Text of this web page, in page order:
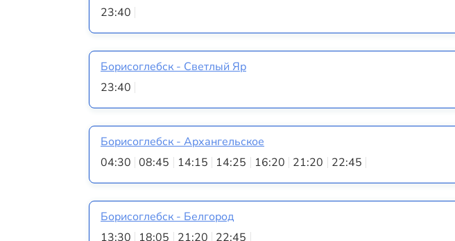
23:40
Борисоглебск - Светлый Яр
23:40
Борисоглебск - Архангельское
04:30 08:45 14:15 14:25 16:20 21:20 22:45
Борисоглебск - Белгород
13:30
18:05 21:20 22:45